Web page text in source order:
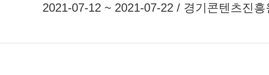
2021-07-12 ~ 2021-07-22 / 경기콘텐츠진흥